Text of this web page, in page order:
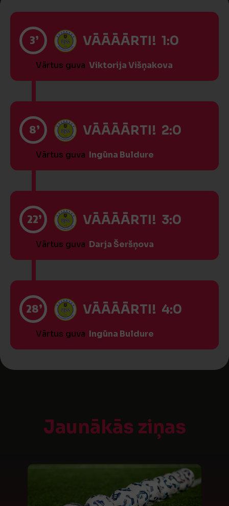
3’ VĀĀĀĀRTI! 1:0
Vārtus guva Viktorija Višņakova
8’ VĀĀĀĀRTI! 2:0
Vārtus guva Ingūna Buldure
22’ VĀĀĀĀRTI! 3:0
Vārtus guva Darja Šeršņova
28’ VĀĀĀĀRTI! 4:0
Vārtus guva Ingūna Buldure
Jaunākās ziņas